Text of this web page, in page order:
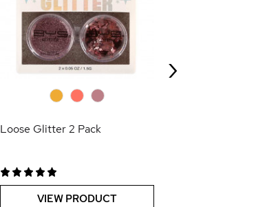
Loose Glitter 2 Pack
VIEW PRODUCT
›